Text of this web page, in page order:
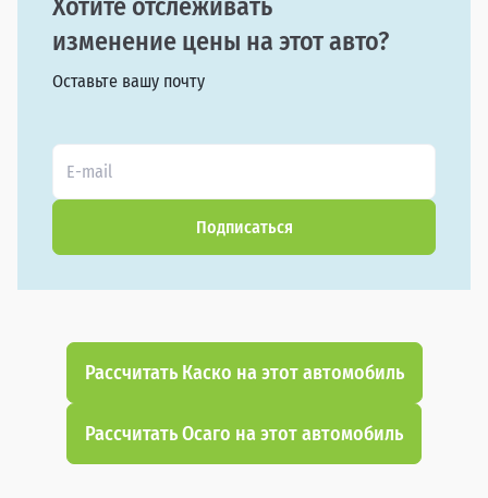
Хотите отслеживать
изменение цены на этот авто?
Оставьте вашу почту
Подписаться
Рассчитать Каско на этот автомобиль
Рассчитать Осаго на этот автомобиль